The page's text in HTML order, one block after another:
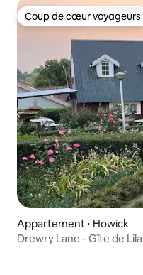
Coup de cœur voyageurs
Coup de cœur voyageurs
Appartement ⋅ Howick
Drewry Lane - Gîte de Lila